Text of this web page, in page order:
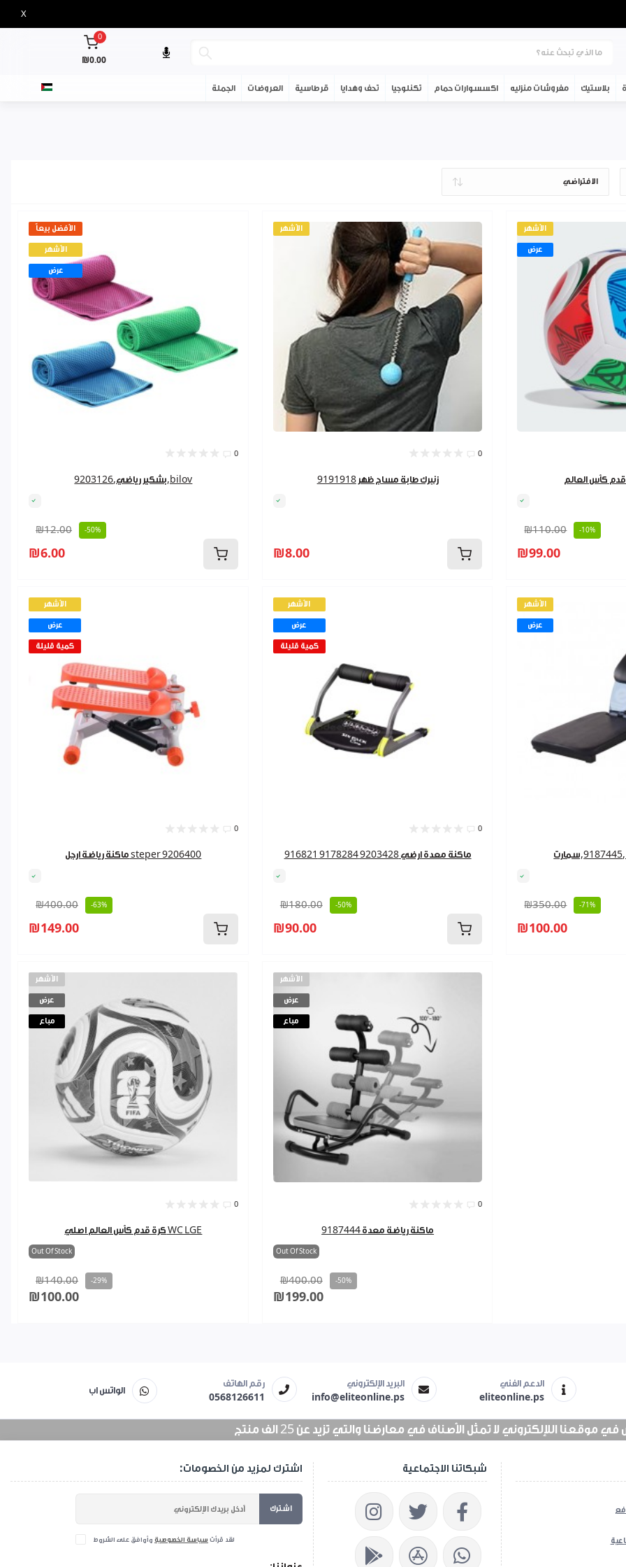
X
0
₪0.00
بلاستيك مفروشات منزليه اكسسوارات حمام تكنلوجيا تحف وهدايا قرطاسية العروضات الجملة
الأفضل بيعاً
الأشهر
عرض
0
بشكير رياضي,9203126,bilov
₪12.00 -50%
₪6.00
الأشهر
0
زنبرك طابة مساج ظهر 9191918
₪8.00
الأشهر
عرض
₪110.00 -10%
₪99.00
الأشهر
عرض
كمية قليلة
0
ماكنة رياضة ارجل steper 9206400
₪400.00 -63%
₪149.00
الأشهر
عرض
كمية قليلة
0
ماكنة معدة ارضي 9203428 9178284 916821
₪180.00 -50%
₪90.00
الأشهر
عرض
₪350.00 -71%
₪100.00
الأشهر
عرض
مباع
0
كرة قدم كأس العالم اصلي WC LGE
Out Of Stock
₪140.00 -29%
₪100.00
الأشهر
عرض
مباع
0
ماكنة رياضة معدة 9187444
Out Of Stock
₪400.00 -50%
₪199.00
الدعم الفني
eliteonline.ps
البريد الإلكتروني
info@eliteonline.ps
رقم الهاتف
0568126611
الواتس اب
موقعنا اللإلكتروني لا تمثل الأصناف في معارضنا والتي تزيد عن 25 الف منتج
اشترك لمزيد من الخصومات:
اشترك
لقد قرأت سياسة الخصوصية وأوافق على الشروط
شبكاتنا الاجتماعية